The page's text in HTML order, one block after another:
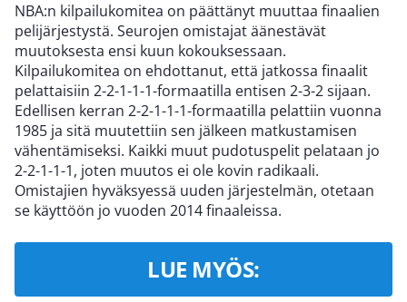
NBA:n kilpailukomitea on päättänyt muuttaa finaalien
pelijärjestystä. Seurojen omistajat äänestävät
muutoksesta ensi kuun kokouksessaan.
Kilpailukomitea on ehdottanut, että jatkossa finaalit
pelattaisiin 2-2-1-1-1-formaatilla entisen 2-3-2 sijaan.
Edellisen kerran 2-2-1-1-1-formaatilla pelattiin vuonna
1985 ja sitä muutettiin sen jälkeen matkustamisen
vähentämiseksi. Kaikki muut pudotuspelit pelataan jo
2-2-1-1-1, joten muutos ei ole kovin radikaali.
Omistajien hyväksyessä uuden järjestelmän, otetaan
se käyttöön jo vuoden 2014 finaaleissa.
LUE MYÖS: